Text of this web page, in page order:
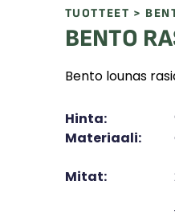
TUOTTEET >
BENTO
Bento lounas
Hinta:
Materiaali:
Mitat: